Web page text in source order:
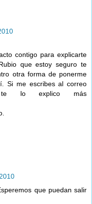
contigo para explicarte
que estoy seguro te
otra forma de ponerme
Si me escribes al correo
te lo explico más
que puedan salir